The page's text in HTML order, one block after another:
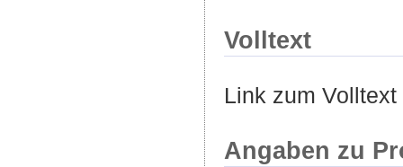
Volltext
Link zum
Angaben zu